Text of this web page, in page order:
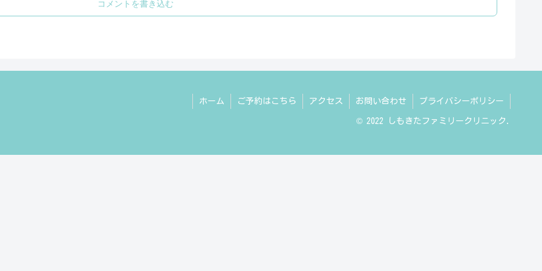
コメントを書き込む
ホーム ご予約はこちら アクセス お問い合わせ プライバシーポリシー
© 2022 しもきたファミリークリニック.